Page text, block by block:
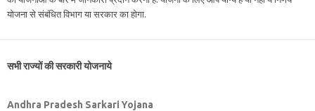
योजना से संबंधित विभाग या सरकार का होगा.
सभी राज्यों की सरकारी योजनाये
Andhra Pradesh Sarkari Yojana